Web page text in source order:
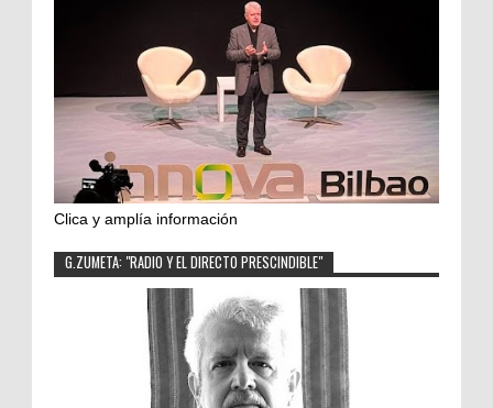
Clica y amplía información
G.ZUMETA: "RADIO Y EL DIRECTO PRESCINDIBLE"